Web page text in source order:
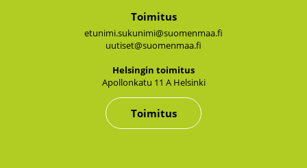
Toimitus
etunimi.sukunimi@suomenmaa.fi
uutiset@suomenmaa.fi
Hel­sin­gin toi­mi­tus
Apol­lon­ka­tu 11 A Hel­sin­ki
Toimitus